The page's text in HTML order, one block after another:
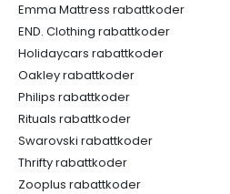
Emma Mattress rabattkoder
END. Clothing rabattkoder
Holidaycars rabattkoder
Oakley rabattkoder
Philips rabattkoder
Rituals rabattkoder
Swarovski rabattkoder
Thrifty rabattkoder
Zooplus rabattkoder